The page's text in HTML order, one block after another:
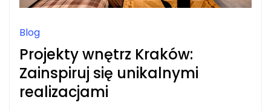
Blog
Projekty wnętrz Kraków:
Zainspiruj się unikalnymi
realizacjami